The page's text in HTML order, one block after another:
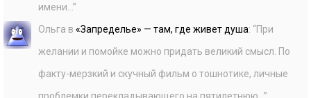
имени… ”
Ольга в «Запределье» — там, где живет душа: “При
желании и помойке можно придать великий смысл. По
факту-мерзкий и скучный фильм о тошнотике, личные
проблемки перекладывающего на пятилетнюю… ”